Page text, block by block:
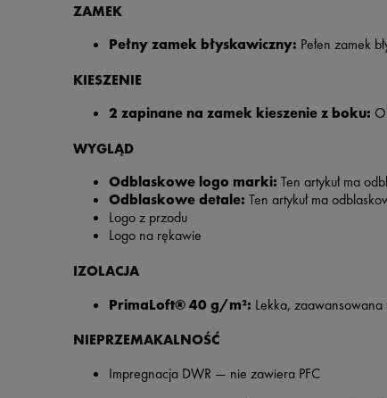
ZAMEK
Pełny zamek błyskawiczny: Pełen zamek
KIESZENIE
2 zapinane na zamek kieszenie z boku:
WYGLĄD
Odblaskowe logo marki: Ten artykuł ma
Odblaskowe detale: Ten artykuł ma
Logo z przodu
Logo na rękawie
IZOLACJA
PrimaLoft® 40 g/m²: Lekka, zaawansowana
NIEPRZEMAKALNOŚĆ
Impregnacja DWR — nie zawiera PFC